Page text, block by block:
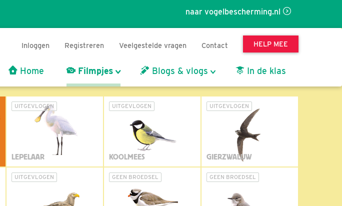
naar vogelbescherming.nl
Inloggen Registreren Veelgestelde vragen Contact HELP MEE
Home Filmpjes Blogs & vlogs In de klas
UITGEVLOGEN
LEPELAAR
UITGEVLOGEN
KOOLMEES
UITGEVLOGEN
GIERZWALUW
UITGEVLOGEN GEEN BROEDSEL GEEN BROEDSEL